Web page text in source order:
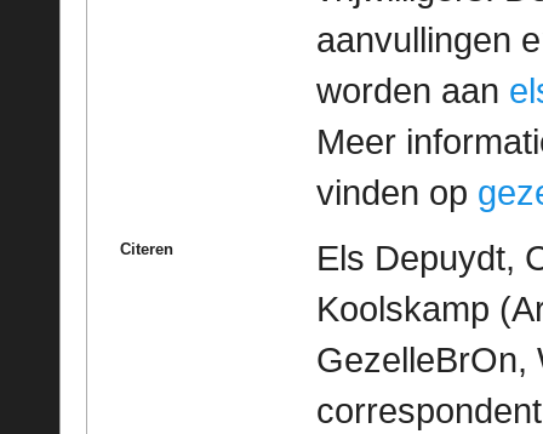
aanvullingen
worden aan
Meer
vinden op
Citeren
Els Depuydt,
Koolskamp
GezelleBrOn,